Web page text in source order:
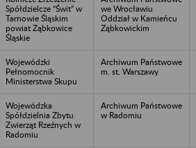
Spółdzielcze “Świt” w
Tarnowie Śląskim
powiat Ząbkowice
Śląskie
we Wrocławiu
Oddział w Kamieńcu
Ząbkowickim
Wojewódzki
Pełnomocnik
Ministerstwa Skupu
Archiwum Państwowe
m. st. Warszawy
Wojewódzka
Spółdzielnia Zbytu
Zwierząt Rzeźnych w
Radomiu
Archiwum Państwowe
w Radomiu